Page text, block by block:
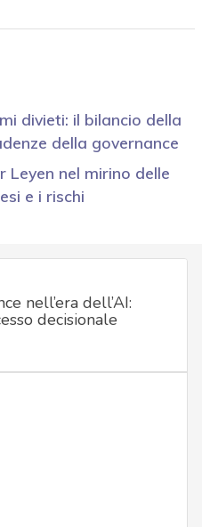
divieti: il bilancio della
della governance
Leyen nel mirino delle
e i rischi
nell’era dell’AI:
decisionale